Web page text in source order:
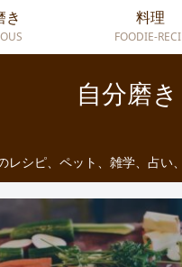
自分磨
レシピ、ペット、雑学、占い
き
料理
FOODIE-